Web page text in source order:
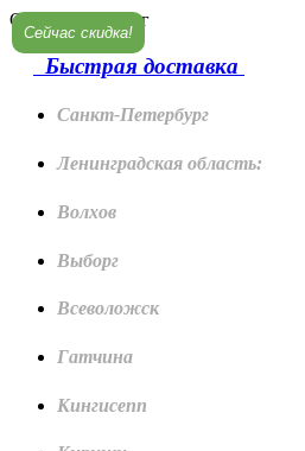
Санкт-Петербург
Быстрая доставка
Санкт-Петербург
Ленинградская область:
Волхов
Выборг
Всеволожск
Гатчина
Кингисепп
Сейчас скидка!